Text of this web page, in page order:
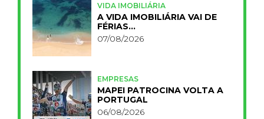
VIDA IMOBILIÁRIA
A VIDA IMOBILIÁRIA VAI DE
FÉRIAS…
07/08/2026
EMPRESAS
MAPEI PATROCINA VOLTA A
PORTUGAL
06/08/2026